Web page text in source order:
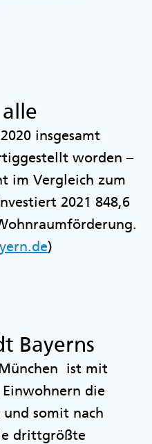
insgesamt
worden –
im Vergleich zum
2021 848,6
)
Bayerns
ist mit
die
somit nach
drittgrößte